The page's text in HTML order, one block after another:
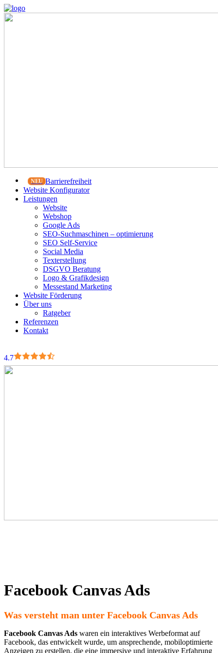
Barrierefreiheit
Website Konfigurator
Leistungen
Website
Webshop
Google Ads
SEO-Suchmaschinen – optimierung
SEO Self-Service
Social Media
Texterstellung
DSGVO Beratung
Logo & Grafikdesign
Messestand Marketing
Website Förderung
Über uns
Ratgeber
Referenzen
Kontakt
4.7
Facebook Canvas Ads
Was versteht man unter Facebook Canvas Ads
Facebook Canvas Ads waren ein interaktives Werbeformat auf
Facebook, das entwickelt wurde, um ansprechende, mobiloptimierte
Anzeigen zu erstellen, die eine immersive und interaktive Erfahrung